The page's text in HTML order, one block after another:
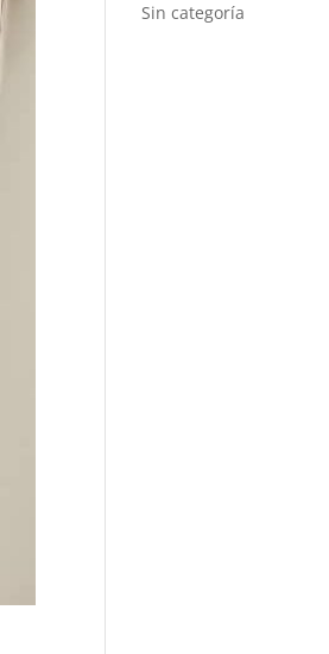
Sin categoría